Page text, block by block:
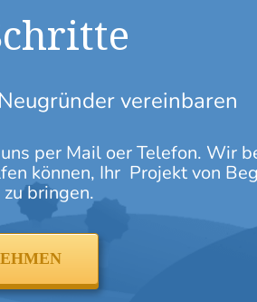
vereinbaren
per Mail oer Telefon. Wir
können, Ihr Projekt von
bringen.